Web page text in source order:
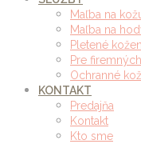
Maľba na
Maľba na
Pletené
Pre
Ochranné
KONTAKT
Predajňa
Kontakt
Kto sme